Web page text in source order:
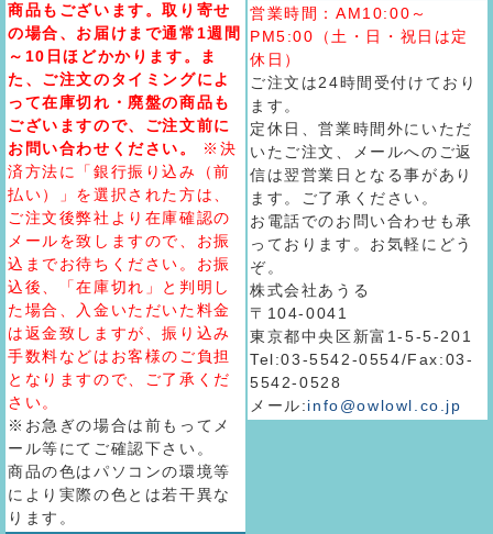
商品もございます。取り寄せ
の場合、お届けまで通常1週間
～10日ほどかかります。ま
た、ご注文のタイミングによ
って在庫切れ・廃盤の商品も
ございますので、ご注文前に
お問い合わせください。
※決
済方法に「銀行振り込み（前
払い）」を選択された方は、
ご注文後弊社より在庫確認の
メールを致しますので、お振
込までお待ちください。お振
込後、「在庫切れ」と判明し
た場合、入金いただいた料金
は返金致しますが、振り込み
手数料などはお客様のご負担
となりますので、ご了承くだ
さい。
※お急ぎの場合は前もってメ
ール等にてご確認下さい。
商品の色はパソコンの環境等
により実際の色とは若干異な
ります。
営業時間：AM10:00～
PM5:00（土・日・祝日は定
休日）
ご注文は24時間受付けており
ます。
定休日、営業時間外にいただ
いたご注文、メールへのご返
信は翌営業日となる事があり
ます。ご了承ください。
お電話でのお問い合わせも承
っております。お気軽にどう
ぞ。
株式会社あうる
〒104-0041
東京都中央区新富1-5-5-201
Tel:03-5542-0554/Fax:03-
5542-0528
メール:info@owlowl.co.jp